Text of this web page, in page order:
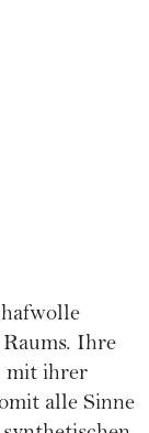
Ihre
mit ihrer
alle Sinne